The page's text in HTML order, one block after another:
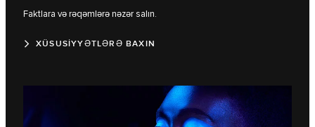
Faktlara və rəqəmlərə nəzər salın.
XÜSUSİYYƏTLƏRƏ BAXIN